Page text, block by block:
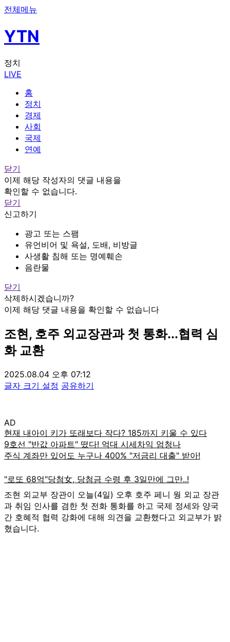
전체메뉴
YTN
정치
LIVE
홈
정치
경제
사회
국제
연예
닫기
이제 해당 작성자의 댓글 내용을
확인할 수 없습니다.
닫기
신고하기
광고 또는 스팸
유언비어 및 욕설, 도배, 비방글
사생활 침해 또는 명예훼손
음란물
닫기
삭제하시겠습니까?
이제 해당 댓글 내용을 확인할 수 없습니다
조현, 호주 외교장관과 첫 통화...협력 심
화 교환
2025.08.04 오후 07:12
글자 크기 설정 공유하기
AD
조현 외교부 장관이 오늘(4일) 오후 호주 페니 웡 외교 장관
과 취임 인사를 겸한 첫 전화 통화를 하고 국제 정세와 양국
간 호혜적 협력 강화에 대해 의견을 교환했다고 외교부가 밝
혔습니다.